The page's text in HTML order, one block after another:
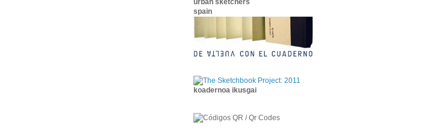
urban sketchers
spain
koadernoa ikusgai